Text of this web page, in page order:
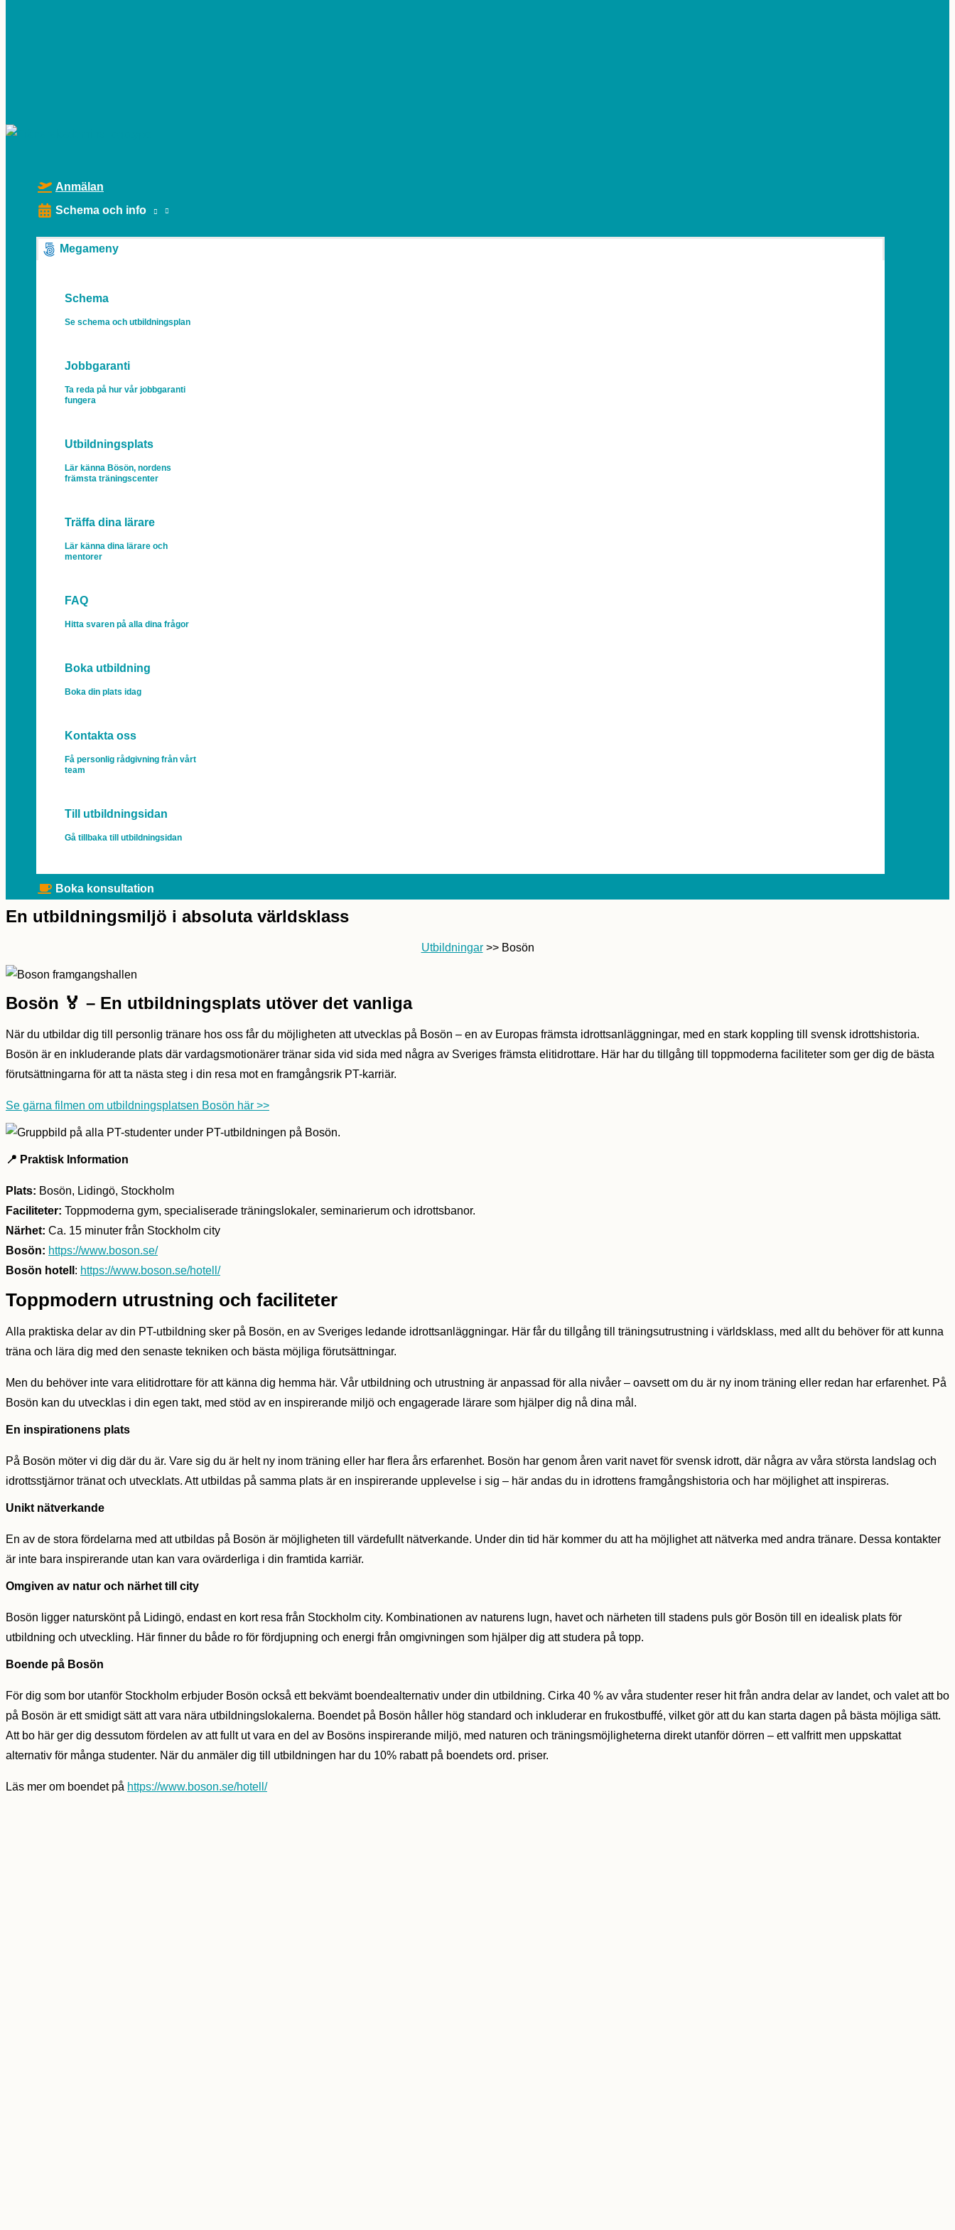
Anmälan
Schema och info
Megameny
Schema
Se schema och utbildningsplan
Jobbgaranti
Ta reda på hur vår jobbgaranti
fungera
Utbildningsplats
Lär känna Bösön, nordens
främsta träningscenter
Träffa dina lärare
Lär känna dina lärare och
mentorer
FAQ
Hitta svaren på alla dina frågor
Boka utbildning
Boka din plats idag
Kontakta oss
Få personlig rådgivning från vårt
team
Till utbildningsidan
Gå tillbaka till utbildningsidan
Boka konsultation
En utbildningsmiljö i absoluta världsklass
Utbildningar>> Bosön
Bosön 🏅 – En utbildningsplats utöver det vanliga
När du utbildar dig till personlig tränare hos oss får du möjligheten att utvecklas på Bosön – en av Europas främsta idrottsanläggningar, med en stark koppling till svensk idrottshistoria.
Bosön är en inkluderande plats där vardagsmotionärer tränar sida vid sida med några av Sveriges främsta elitidrottare. Här har du tillgång till toppmoderna faciliteter som ger dig de bästa
förutsättningarna för att ta nästa steg i din resa mot en framgångsrik PT-karriär.
Se gärna filmen om utbildningsplatsen Bosön här >>
📍 Praktisk Information
Plats: Bosön, Lidingö, Stockholm
Faciliteter: Toppmoderna gym, specialiserade träningslokaler, seminarierum och idrottsbanor.
Närhet: Ca. 15 minuter från Stockholm city
Bosön: https://www.boson.se/
Bosön hotell : https://www.boson.se/hotell/
Toppmodern utrustning och faciliteter
Alla praktiska delar av din PT-utbildning sker på Bosön, en av Sveriges ledande idrottsanläggningar. Här får du tillgång till träningsutrustning i världsklass, med allt du behöver för att kunna
träna och lära dig med den senaste tekniken och bästa möjliga förutsättningar.
Men du behöver inte vara elitidrottare för att känna dig hemma här. Vår utbildning och utrustning är anpassad för alla nivåer – oavsett om du är ny inom träning eller redan har erfarenhet. På
Bosön kan du utvecklas i din egen takt, med stöd av en inspirerande miljö och engagerade lärare som hjälper dig nå dina mål.
En inspirationens plats
På Bosön möter vi dig där du är. Vare sig du är helt ny inom träning eller har flera års erfarenhet. Bosön har genom åren varit navet för svensk idrott, där några av våra största landslag och
idrottsstjärnor tränat och utvecklats. Att utbildas på samma plats är en inspirerande upplevelse i sig – här andas du in idrottens framgångshistoria och har möjlighet att inspireras.
Unikt nätverkande
En av de stora fördelarna med att utbildas på Bosön är möjligheten till värdefullt nätverkande. Under din tid här kommer du att ha möjlighet att nätverka med andra tränare. Dessa kontakter
är inte bara inspirerande utan kan vara ovärderliga i din framtida karriär.
Omgiven av natur och närhet till city
Bosön ligger naturskönt på Lidingö, endast en kort resa från Stockholm city. Kombinationen av naturens lugn, havet och närheten till stadens puls gör Bosön till en idealisk plats för
utbildning och utveckling. Här finner du både ro för fördjupning och energi från omgivningen som hjälper dig att studera på topp.
Boende på Bosön
För dig som bor utanför Stockholm erbjuder Bosön också ett bekvämt boendealternativ under din utbildning. Cirka 40 % av våra studenter reser hit från andra delar av landet, och valet att bo
på Bosön är ett smidigt sätt att vara nära utbildningslokalerna. Boendet på Bosön håller hög standard och inkluderar en frukostbuffé, vilket gör att du kan starta dagen på bästa möjliga sätt.
Att bo här ger dig dessutom fördelen av att fullt ut vara en del av Bosöns inspirerande miljö, med naturen och träningsmöjligheterna direkt utanför dörren – ett valfritt men uppskattat
alternativ för många studenter. När du anmäler dig till utbildningen har du 10% rabatt på boendets ord. priser.
Läs mer om boendet på https://www.boson.se/hotell/